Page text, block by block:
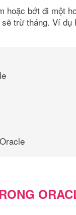
hoặc bớt đi một
trừ tháng. Ví